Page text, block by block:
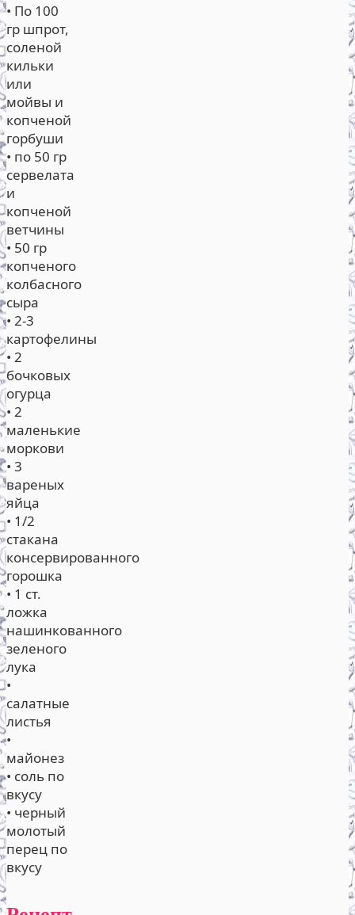
• По 100
гр шпрот,
соленой
кильки
или
мойвы и
копченой
горбуши
• по 50 гр
сервелата
и
копченой
ветчины
• 50 гр
копченого
колбасного
сыра
• 2-3
картофелины
• 2
бочковых
огурца
• 2
маленькие
моркови
• 3
вареных
яйца
• 1/2
стакана
консервированного
горошка
• 1 ст.
ложка
нашинкованного
зеленого
лука
•
салатные
листья
•
майонез
• соль по
вкусу
• черный
молотый
перец по
вкусу